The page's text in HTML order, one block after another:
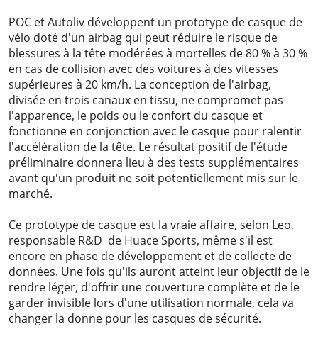
POC et Autoliv développent un prototype de casque de
vélo doté d'un airbag qui peut réduire le risque de
blessures à la tête modérées à mortelles de 80 % à 30 %
en cas de collision avec des voitures à des vitesses
supérieures à 20 km/h. La conception de l'airbag,
divisée en trois canaux en tissu, ne compromet pas
l'apparence, le poids ou le confort du casque et
fonctionne en conjonction avec le casque pour ralentir
l'accélération de la tête. Le résultat positif de l'étude
préliminaire donnera lieu à des tests supplémentaires
avant qu'un produit ne soit potentiellement mis sur le
marché.
Ce prototype de casque est la vraie affaire, selon Leo,
responsable R&D de Huace Sports, même s'il est
encore en phase de développement et de collecte de
données. Une fois qu'ils auront atteint leur objectif de le
rendre léger, d'offrir une couverture complète et de le
garder invisible lors d'une utilisation normale, cela va
changer la donne pour les casques de sécurité.